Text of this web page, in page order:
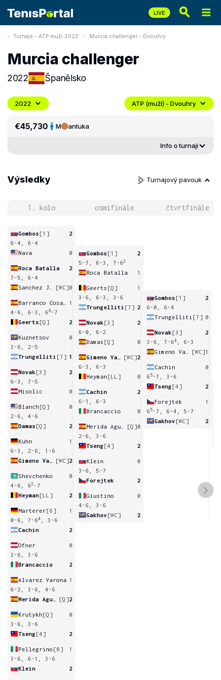
Turnaje - ATP muži 2022 Murcia challenger - Dvouhry
Murcia challenger
2022 Španělsko
2022 ATP (muži) - Dvouhry
€45,730 M antuka
Info o turnaji
Výsledky Turnajový pavouk
1. kolo osmifinále čtvrtfinále
Gombos [1]
2
6-4, 6-4
Nava
0
Roca Batalla
2
7-5, 6-4
[WC]0
1
4-6, 6-3, 6 6-7
Geerts [Q] 2
Kuznetsov
0
3-6, 2-5
Trungelliti [7] 1
Novak [3]
2
6-3, 7-5
Misolic
0
Blanch [Q]
0
2-6, 4-6
Damas [Q] 2
Kuhn
1
6-3, 2-6, 1-6
[WC]2
Shevchenko
0
4-6, 62 -7
Heyman[LL] 2
Marterer[6]
1
0-6, 7-64
, 3-6
Cachin
2
Ofner
0
3-6, 3-6
Brancaccio
2
Alvarez Varona 1
6-2, 3-6, 4-6
[Q]2
Krutykh [Q]
0
3-6, 3-6
Tseng [4] 2
Pellegrino [8]
1
3-6, 6-1, 3-6
Klein
2
Gombos [1]
2
5-7, 6-3, 7-62
Roca Batalla 1
Geerts [Q]
1
3-6, 6-3, 3-6
Trungelliti [7] 2
Novak [3]
2
6-0, 6-2
Damas [Q] 0
[WC]2
6-3, 6-3
Heyman [LL] 0
Cachin
2
6-1, 6-3
Brancaccio
0
[Q]0
2-6, 3-6
Tseng [4] 2
Klein
0
3-6, 5-7
Forejtek
2
Giustino
0
4-6, 3-6
Gakhov [WC] 2
Gombos [1]
2
6-0, 6-4
Trungelliti [7] 0
Novak [3]
2
3-6, 7-64
, 6-3
[WC]1
Cachin
0
6 5-7, 3-6
Tseng [4] 2
Forejtek
1
6 5-7, 6-4, 5-7
Gakhov [WC] 2